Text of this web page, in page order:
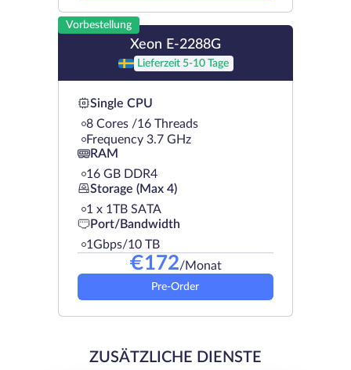
Vorbestellung
Xeon E-2288G
Lieferzeit 5-10 Tage
Single CPU
8 Cores /16 Threads
Frequency 3.7 GHz
RAM
16 GB DDR4
Storage (Max 4)
1 х 1TB SATA
Port/Bandwidth
1Gbps/10 TB
€172/Monat
Pre-Order
ZUSÄTZLICHE DIENSTE